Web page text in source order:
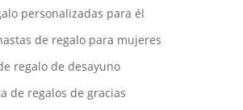
personalizadas para él
de regalo para mujeres
regalo de desayuno
de regalos de gracias